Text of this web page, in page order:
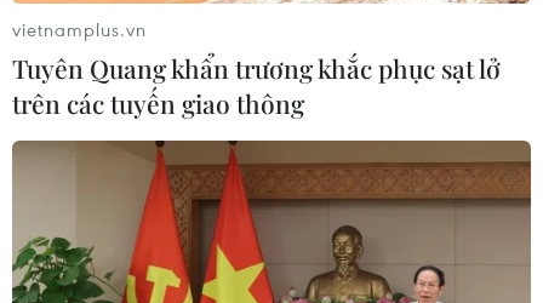
vietnamplus.vn
Tuyên Quang khẩn trương khắc phục sạt lở
trên các tuyến giao thông